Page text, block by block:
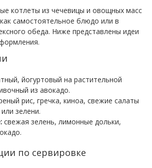
котлеты из чечевицы и овощных масс
самостоятельное блюдо или в
обеда. Ниже представлены идеи
йогуртовый на растительной
из авокадо.
рис, гречка, киноа, свежие салаты
зелени.
свежая зелень, лимонные дольки,
по сервировке